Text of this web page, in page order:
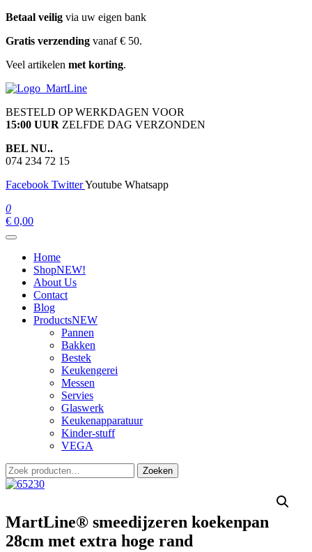
Ga
de
Betaal veilig via uw eigen bank
Gratis verzending vanaf € 50.
Veel artikelen met korting.
martline.nl
BESTELD OP WERKDAGEN VOOR
15:00 UUR ZELFDE DAG VERZONDEN
BEL NU..
074 234 72 15
Facebook TwitterYoutube Whatsapp
0
€ 0,00
Home
ShopNEW!
About Us
Contact
Blog
ProductsNEW
Pannen
Bakken
Bestek
Keukengerei
Messen
Servies
Glaswerk
Keukenapparatuur
Kinder-stuff
VEGA
Zoeken
naar:
Zoeken
MartLine® smeedijzeren koekenpan
28cm met extra hoge rand